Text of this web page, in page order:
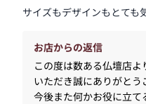
サイズもデザインもとても
お店からの返信
この度は数ある仏壇店
いただき誠にありがとう
今後また何かお役に立て